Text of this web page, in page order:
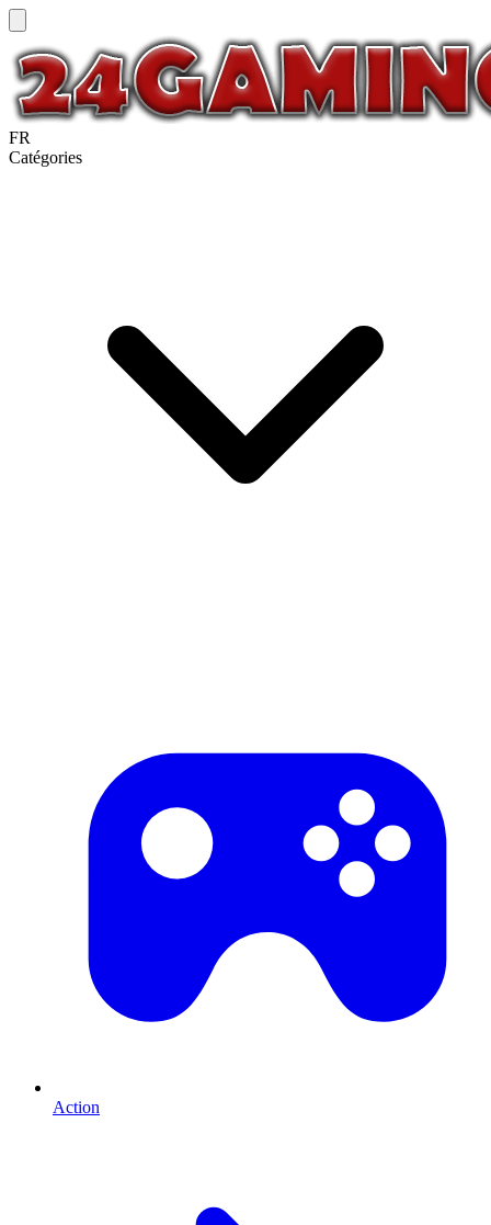
FR
Catégories
Action